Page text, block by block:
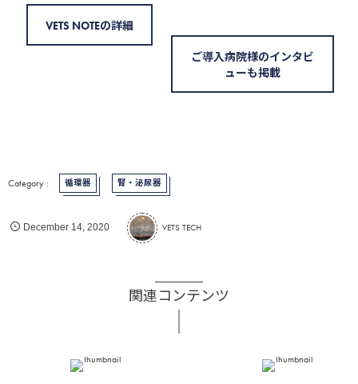
VETS NOTEの詳細
ご導入病院様のインタビ
ューも掲載
循環器 腎・泌尿器
December 14 ,2020 VETS TECH
関連コンテンツ